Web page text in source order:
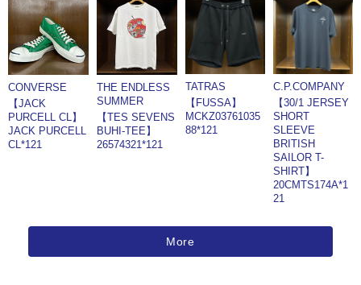
CONVERSE
【JACK
PURCELL CL】
JACK PURCELL
CL*121
THE ENDLESS
SUMMER
【TES SEVENS
BUHI-TEE】
26574321*121
TATRAS
【FUSSA】
MCKZ03761035
88*121
C.P.COMPANY
【30/1 JERSEY
SHORT
SLEEVE
BRITISH
SAILOR T-
SHIRT】
20CMTS174A*1
21
More